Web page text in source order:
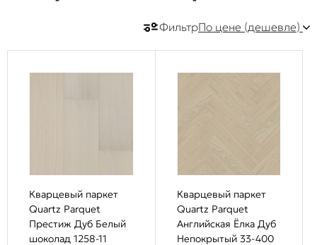
По цене (дешевле)
Фильтр
Кварцевый паркет
Quartz Parquet
Престиж Дуб Белый
шоколад 1258-11
Кварцевый паркет
Quartz Parquet
Английская Ёлка Дуб
Непокрытый 33-400